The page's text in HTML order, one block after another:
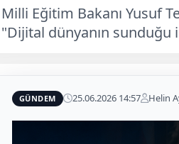
Milli Eğitim Bakanı Yusuf
"Dijital dünyanın sunduğu
GÜNDEM 25.06.2026 14:57 Helin